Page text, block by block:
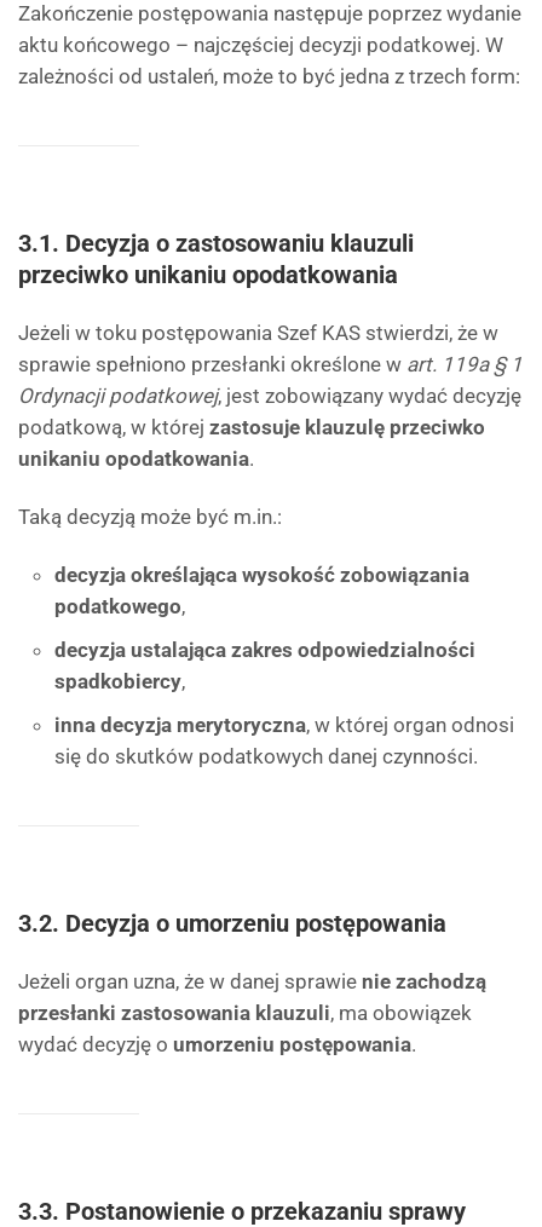
Zakończenie postępowania następuje poprzez wydanie
aktu końcowego – najczęściej decyzji podatkowej. W
zależności od ustaleń, może to być jedna z trzech form:
3.1. Decyzja o zastosowaniu klauzuli
przeciwko unikaniu opodatkowania
Jeżeli w toku postępowania Szef KAS stwierdzi, że w
sprawie spełniono przesłanki określone w art. 119a § 1
Ordynacji podatkowej, jest zobowiązany wydać decyzję
podatkową, w której zastosuje klauzulę przeciwko
unikaniu opodatkowania.
Taką decyzją może być m.in.:
decyzja określająca wysokość zobowiązania
podatkowego,
decyzja ustalająca zakres odpowiedzialności
spadkobiercy,
inna decyzja merytoryczna, w której organ odnosi
się do skutków podatkowych danej czynności.
3.2. Decyzja o umorzeniu postępowania
Jeżeli organ uzna, że w danej sprawie nie zachodzą
przesłanki zastosowania klauzuli, ma obowiązek
wydać decyzję o umorzeniu postępowania.
3.3. Postanowienie o przekazaniu sprawy